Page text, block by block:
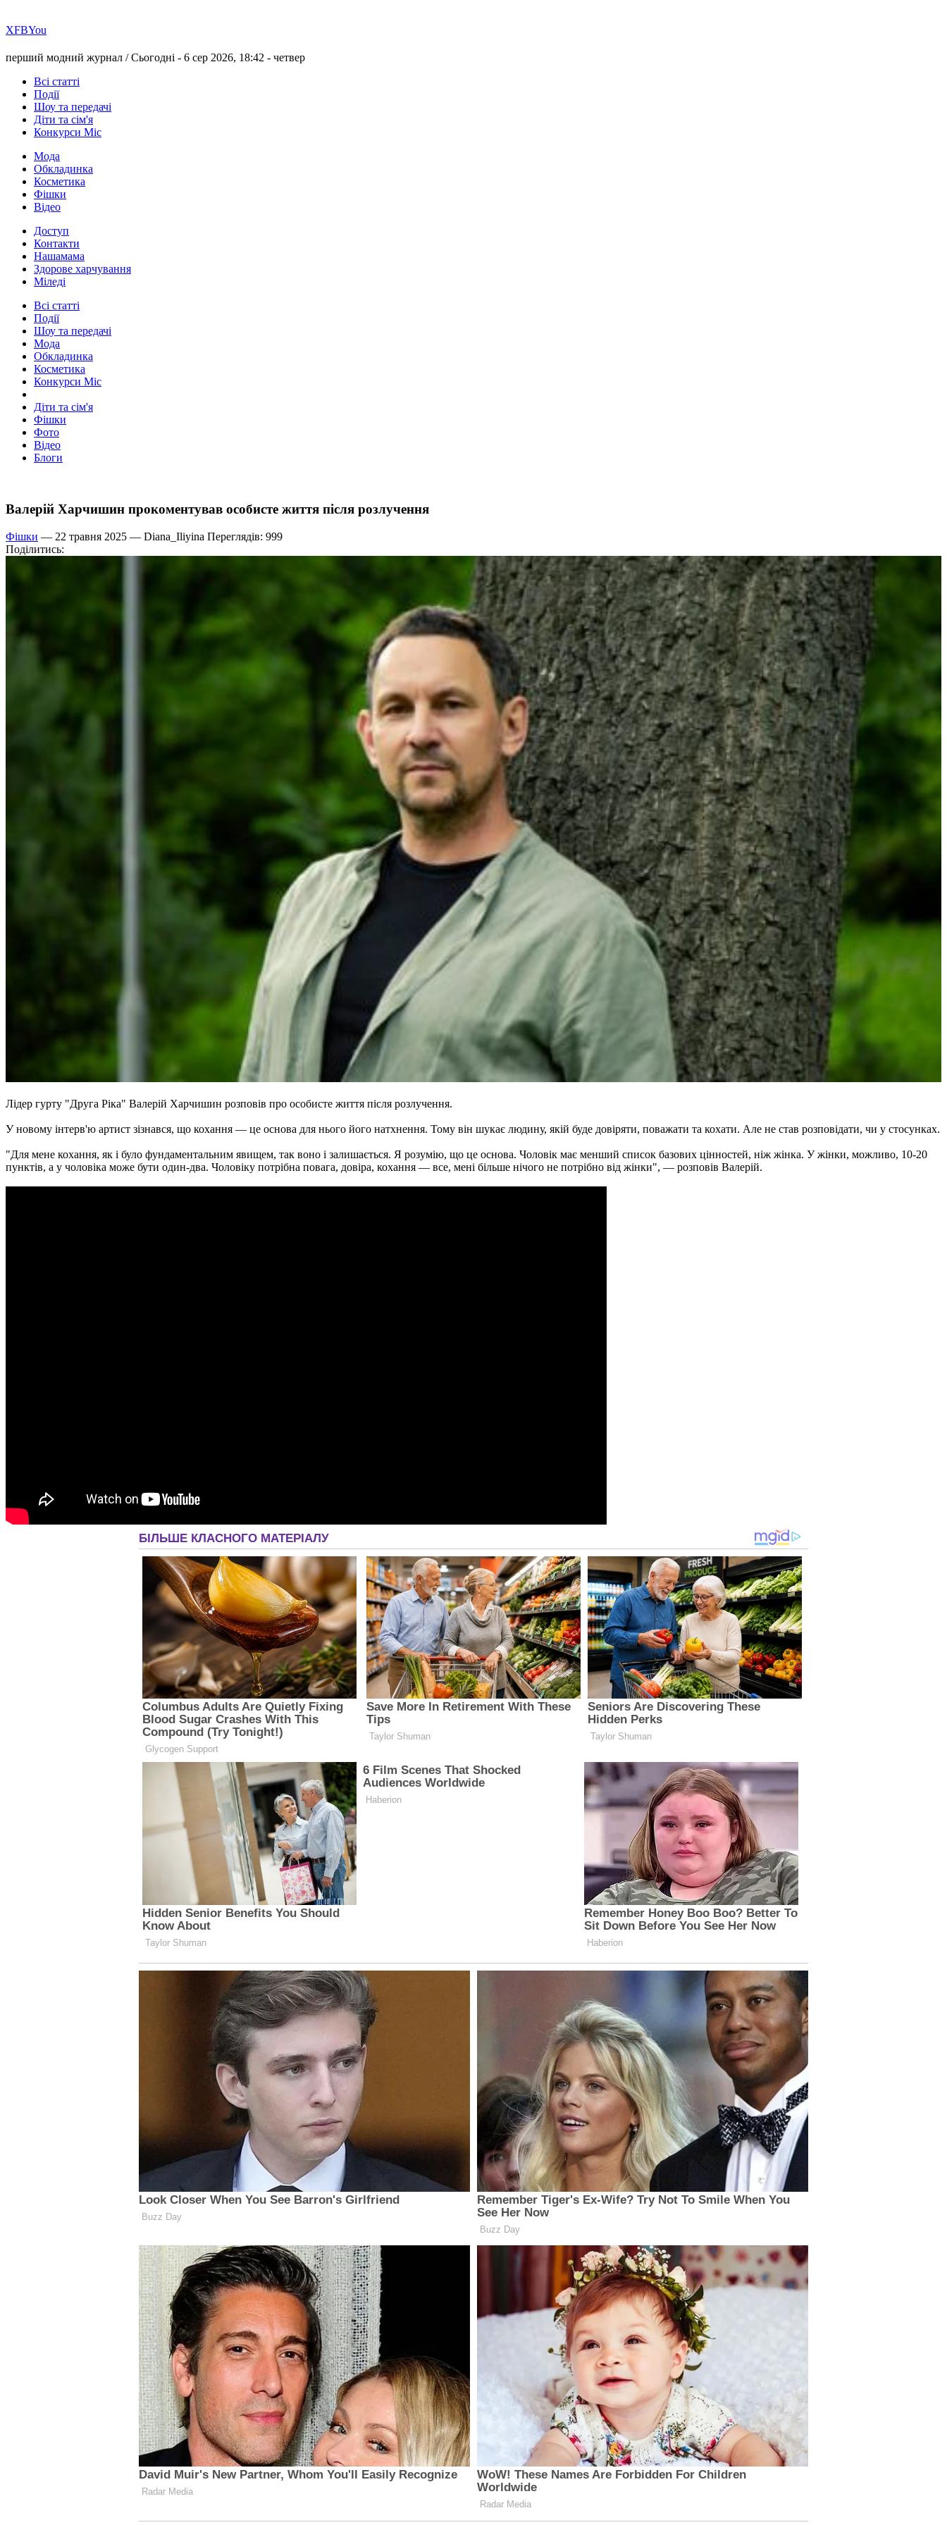
ХFBYou
перший модний журнал /Сьогодні - 6 сер 2026, 18:42 - четвер
Всі статті
Події
Шоу та передачі
Діти та сім'я
Конкурси Міс
Мода
Обкладинка
Косметика
Фішки
Відео
Доступ
Контакти
Нашамама
Здорове харчування
Міледі
Всі статті
Події
Шоу та передачі
Мода
Обкладинка
Косметика
Конкурси Міс
Діти та сім'я
Фішки
Фото
Відео
Блоги
Валерій Харчишин прокоментував особисте життя після розлучення
Фішки — 22 травня 2025 — Diana_Iliyina Переглядів: 999
Поділитись:
Лідер гурту "Друга Ріка" Валерій Харчишин розповів про особисте життя після розлучення.
У новому інтерв'ю артист зізнався, що кохання — це основа для нього його натхнення. Тому він шукає людину, якій буде довіряти, поважати та кохати. Але не став розповідати, чи у стосунках.
"Для мене кохання, як і було фундаментальним явищем, так воно і залишається. Я розумію, що це основа. Чоловік має менший список базових цінностей, ніж жінка. У жінки, можливо, 10-20
пунктів, а у чоловіка може бути один-два. Чоловіку потрібна повага, довіра, кохання — все, мені більше нічого не потрібно від жінки", — розповів Валерій.